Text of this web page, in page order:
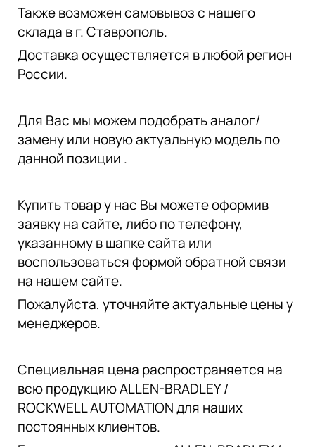
Также возможен самовывоз с нашего
склада в г. Ставрополь.
Доставка осуществляется в любой регион
России.
Для Вас мы можем подобрать аналог/
замену или новую актуальную модель по
данной позиции .
Купить товар у нас Вы можете оформив
заявку на сайте, либо по телефону,
указанному в шапке сайта или
воспользоваться формой обратной связи
на нашем сайте.
Пожалуйста, уточняйте актуальные цены у
менеджеров.
Специальная цена распространяется на
всю продукцию ALLEN-BRADLEY /
ROCKWELL AUTOMATION для наших
постоянных клиентов.